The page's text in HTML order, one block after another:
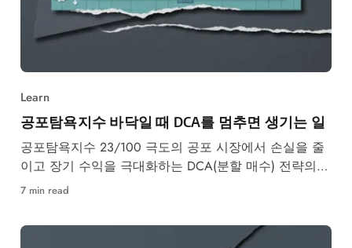
Learn
공포탐욕지수 바닥일 때 DCA를 멈추면 생기는 일
공포탐욕지수 23/100 극도의 공포 시장에서 손실을 줄
이고 장기 수익을 극대화하는 DCA(분할 매수) 전략의
원리와 실전 방법을 비트코인·이더리움 비교와 함께 정
7 min read